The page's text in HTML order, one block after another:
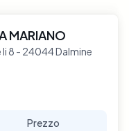
MARIANO
8 - 24044 Dalmine
Prezzo